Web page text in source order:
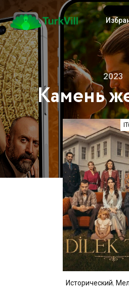
Камень
2023
Исторический,